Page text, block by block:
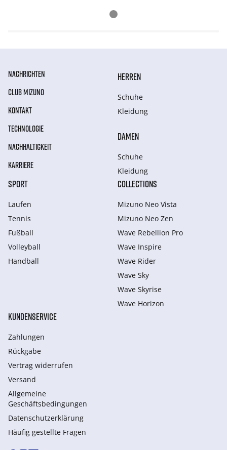
NACHRICHTEN
CLUB MIZUNO
KONTAKT
TECHNOLOGIE
NACHHALTIGKEIT
KARRIERE
HERREN
Schuhe
Kleidung
DAMEN
Schuhe
Kleidung
SPORT
Laufen
Tennis
Fußball
Volleyball
Handball
COLLECTIONS
Mizuno Neo Vista
Mizuno Neo Zen
Wave Rebellion Pro
Wave Inspire
Wave Rider
Wave Sky
Wave Skyrise
Wave Horizon
KUNDENSERVICE
Zahlungen
Rückgabe
Vertrag widerrufen
Versand
Allgemeine
Geschäftsbedingungen
Datenschutzerklärung
Häufig gestellte Fragen